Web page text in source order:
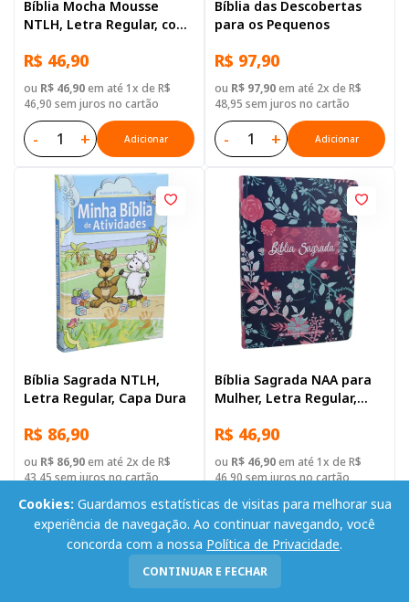
Bíblia Mocha Mousse
NTLH, Letra Regular, com
Ilustrada: Terracota
R$ 46,90
ou R$ 46,90em até 1x de R$
46,90 sem juros no cartão
- + Adicionar
Bíblia das Descobertas
para os Pequenos
R$ 97,90
ou R$ 97,90em até 2x de R$
48,95 sem juros no cartão
- + Adicionar
Bíblia Sagrada NTLH,
Letra Regular, Capa Dura
R$ 86,90
ou R$ 86,90em até 2x de R$
43,45 sem juros no cartão
- + Adicionar
Bíblia Sagrada NAA para
Mulher, Letra Regular,
Florida
R$ 46,90
ou R$ 46,90em até 1x de R$
46,90 sem juros no cartão
- + Adicionar
Cookies: Guardamos estatísticas de visitas para melhorar sua
experiência de navegação. Ao continuar navegando, você
concorda com a nossa Política de Privacidade.
CONTINUAR E FECHAR